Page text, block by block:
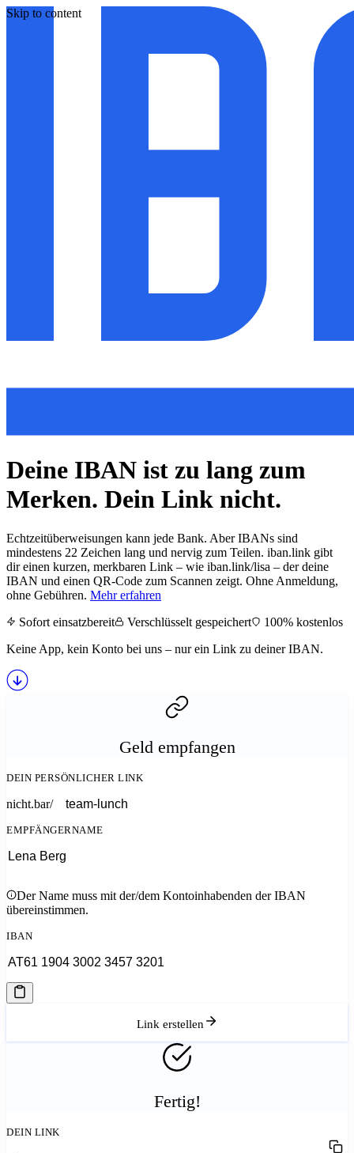
Skip to content
Deine IBAN ist zu lang zum
Merken. Dein Link nicht.
Echtzeitüberweisungen kann jede Bank. Aber IBANs sind
mindestens 22 Zeichen lang und nervig zum Teilen. iban.link gibt
dir einen kurzen, merkbaren Link – wie iban.link/lisa – der deine
IBAN und einen QR-Code zum Scannen zeigt. Ohne Anmeldung,
ohne Gebühren. Mehr erfahren
Sofort einsatzbereit
Verschlüsselt gespeichert
100% kostenlos
Keine App, kein Konto bei uns – nur ein Link zu deiner IBAN.
Geld empfangen
DEIN PERSÖNLICHER LINK
nicht.bar/
EMPFÄNGERNAME
Der Name muss mit der/dem Kontoinhabenden der IBAN
übereinstimmen.
IBAN
Link erstellen
Fertig!
DEIN LINK